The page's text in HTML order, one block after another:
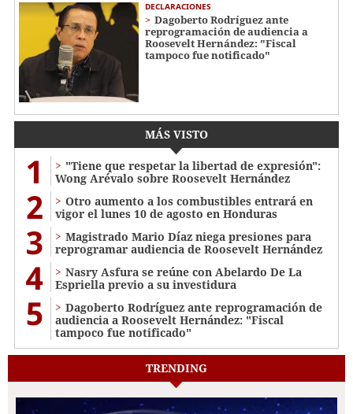
DECLARACIONES
Dagoberto Rodríguez ante
reprogramación de audiencia a
Roosevelt Hernández: "Fiscal
tampoco fue notificado"
MÁS VISTO
1
"Tiene que respetar la libertad de expresión":
Wong Arévalo sobre Roosevelt Hernández
2
Otro aumento a los combustibles entrará en
vigor el lunes 10 de agosto en Honduras
3
Magistrado Mario Díaz niega presiones para
reprogramar audiencia de Roosevelt Hernández
4
Nasry Asfura se reúne con Abelardo De La
Espriella previo a su investidura
5
Dagoberto Rodríguez ante reprogramación de
audiencia a Roosevelt Hernández: "Fiscal
tampoco fue notificado"
TRENDING